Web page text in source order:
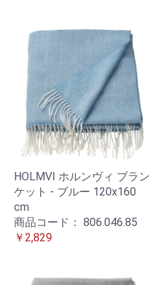
HOLMVI ホルンヴィ ブラン
ケット - ブルー 120x160
cm
商品コード： 806.046.85
￥2,829